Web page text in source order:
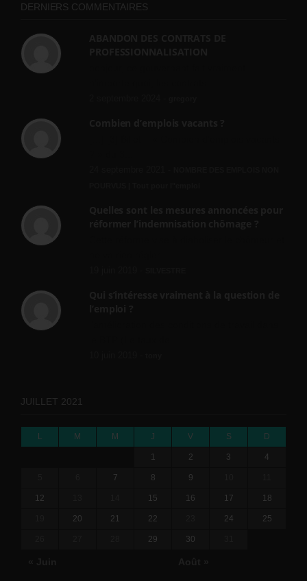
DERNIERS COMMENTAIRES
JUILLET 2021
L M M J V S D
1 2 3 4
7 8 9
12 15 16 17 18
20 21 22 24 25
29 30